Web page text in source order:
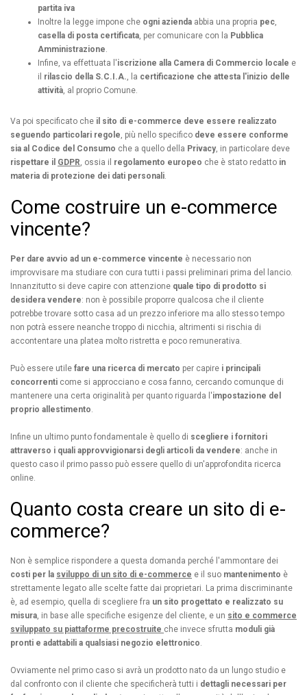
partita iva
Inoltre la legge impone che ogni azienda abbia una propria pec
casella di posta certificata , per comunicare con la Pubblica
Amministrazione
Infine, va effettuata l'iscrizione alla Camera di Commercio locale e
il rilascio della S.C.I.A. , la certificazione che attesta l'inizio delle
attività , al proprio Comune.
Va poi specificato che il sito di e-commerce deve essere realizzato
seguendo particolari regole , più nello specifico deve essere conforme
sia al Codice del Consumo che a quello della Privacy, in particolare deve
rispettare il GDPR , ossia il regolamento europeo che è stato redatto in
materia di protezione dei dati personali
Come costruire un e-commerce
vincente?
Per dare avvio ad un e-commerce vincente è necessario non
improvvisare ma studiare con cura tutti i passi preliminari prima del lancio.
Innanzitutto si deve capire con attenzione quale tipo di prodotto si
desidera vendere: non è possibile proporre qualcosa che il cliente
potrebbe trovare sotto casa ad un prezzo inferiore ma allo stesso tempo
non potrà essere neanche troppo di nicchia, altrimenti si rischia di
accontentare una platea molto ristretta e poco remunerativa.
Può essere utile fare una ricerca di mercato per capire i principali
concorrenti come si approcciano e cosa fanno, cercando comunque di
mantenere una certa originalità per quanto riguarda l'impostazione del
proprio allestimento
Infine un ultimo punto fondamentale è quello di scegliere i fornitori
attraverso i quali approvvigionarsi degli articoli da vendere: anche in
questo caso il primo passo può essere quello di un'approfondita ricerca
online.
Quanto costa creare un sito di e-
commerce?
Non è semplice rispondere a questa domanda perché l'ammontare dei
costi per la sviluppo di un sito di e-commerce e il suo mantenimento è
strettamente legato alle scelte fatte dai proprietari. La prima discriminante
è, ad esempio, quella di scegliere fra un sito progettato e realizzato su
misura , in base alle specifiche esigenze del cliente, e un sito e commerce
sviluppato su piattaforme precostruite che invece sfrutta moduli già
pronti e adattabili a qualsiasi negozio elettronico
Ovviamente nel primo caso si avrà un prodotto nato da un lungo studio e
dal confronto con il cliente che specificherà tutti i dettagli necessari per